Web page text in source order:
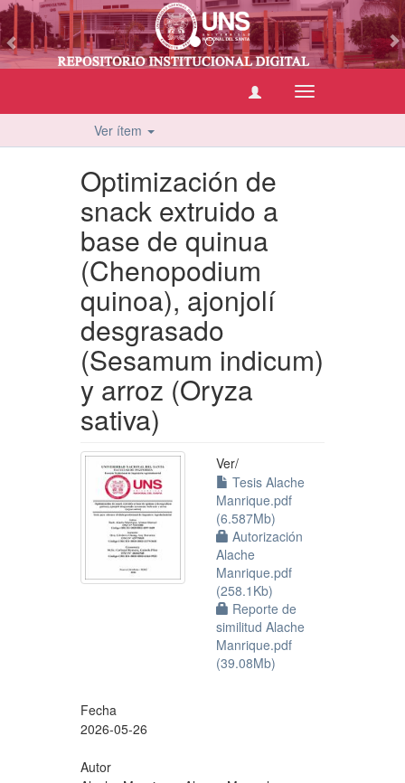
Cambiar
navegación
Ver ítem
Optimización de
snack extruido a
base de quinua
(Chenopodium
quinoa), ajonjolí
desgrasado
(Sesamum indicum)
y arroz (Oryza
sativa)
Ver/
Tesis Alache
Manrique.pdf
(6.587Mb)
Autorización
Alache
Manrique.pdf
(258.1Kb)
Reporte de
similitud Alache
Manrique.pdf
(39.08Mb)
Fecha
2026-05-26
Autor